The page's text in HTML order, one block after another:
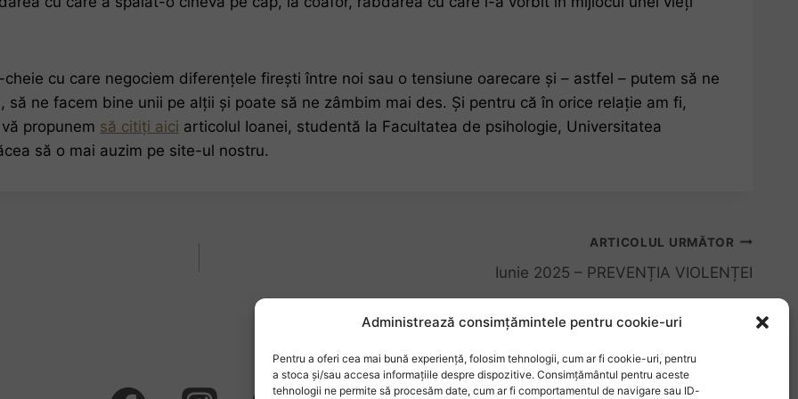
Administrează consimțămintele pentru cookie-uri
Pentru a oferi cea mai bună experiență, folosim tehnologii, cum ar fi cookie-uri, pentru
a stoca și/sau accesa informațiile despre dispozitive. Consimțământul pentru aceste
tehnologii ne permite să procesăm date, cum ar fi comportamentul de navigare sau ID-
cu care negociem diferențele firești între noi sau o tensiune oarecare și – astfel – putem să ne
ne facem bine unii pe alții și poate să ne zâmbim mai des. Și pentru că în orice relație am fi,
propunem să citiți aici articolul Ioanei, studentă la Facultatea de psihologie, Universitatea
să o mai auzim pe site-ul nostru.
ARTICOLUL URMĂTOR
Iunie 2025 – PREVENȚIA VIOLENȚEI